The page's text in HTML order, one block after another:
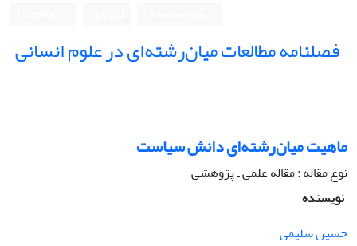
فصلنامه مطالعات میان‌رشته‌ای در علوم انسانی
ماهیت میان‌رشته‌ای دانش سیاست
نوع مقاله : مقاله علمی ـ پژوهشی
نویسنده
حسین سلیمی